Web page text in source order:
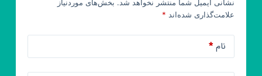
نشانی ایمیل شما منتشر نخواهد شد. بخش‌های موردنیاز
علامت‌گذاری شده‌اند *
نام*